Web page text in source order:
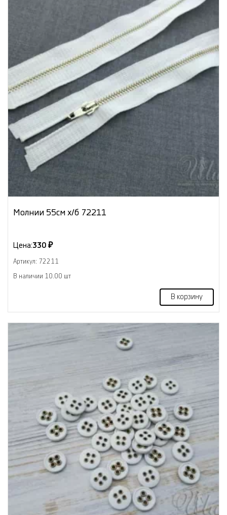
Молнии 55см х/б 72211
Цена:330 ₽
Артикул: 72211
В наличии 10.00 шт
В корзину